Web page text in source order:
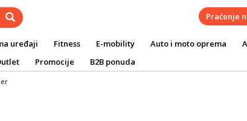
Praćenje
uređaji Fitness E-mobility Auto i moto oprema
Promocije B2B ponuda